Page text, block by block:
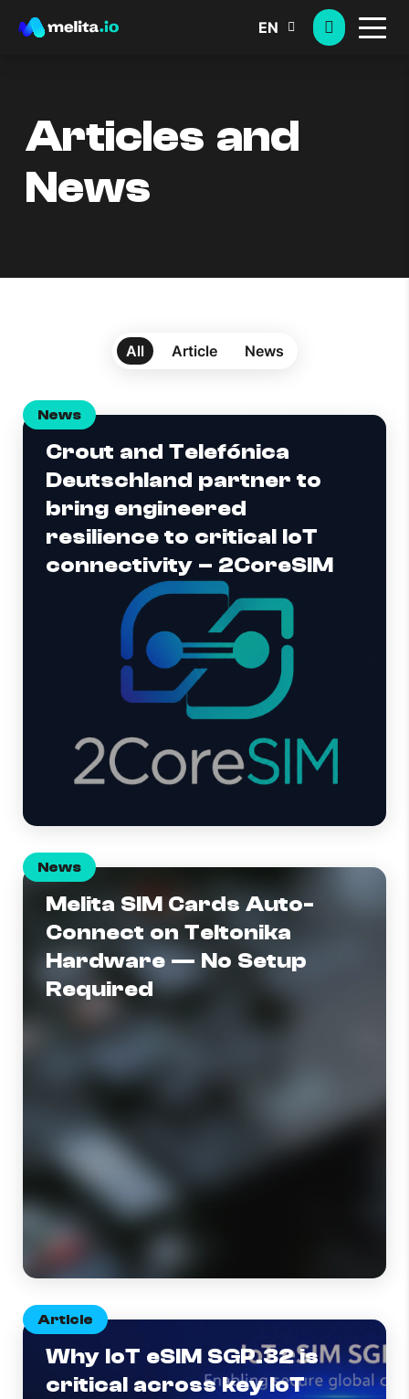
EN
Articles and
News
All Article News
News
Crout and Telefónica
Deutschland partner to
bring engineered
resilience to critical IoT
connectivity – 2CoreSIM
News
Melita SIM Cards Auto-
Connect on Teltonika
Hardware — No Setup
Required
Article
Why IoT eSIM SGP.32 is
critical across key IoT